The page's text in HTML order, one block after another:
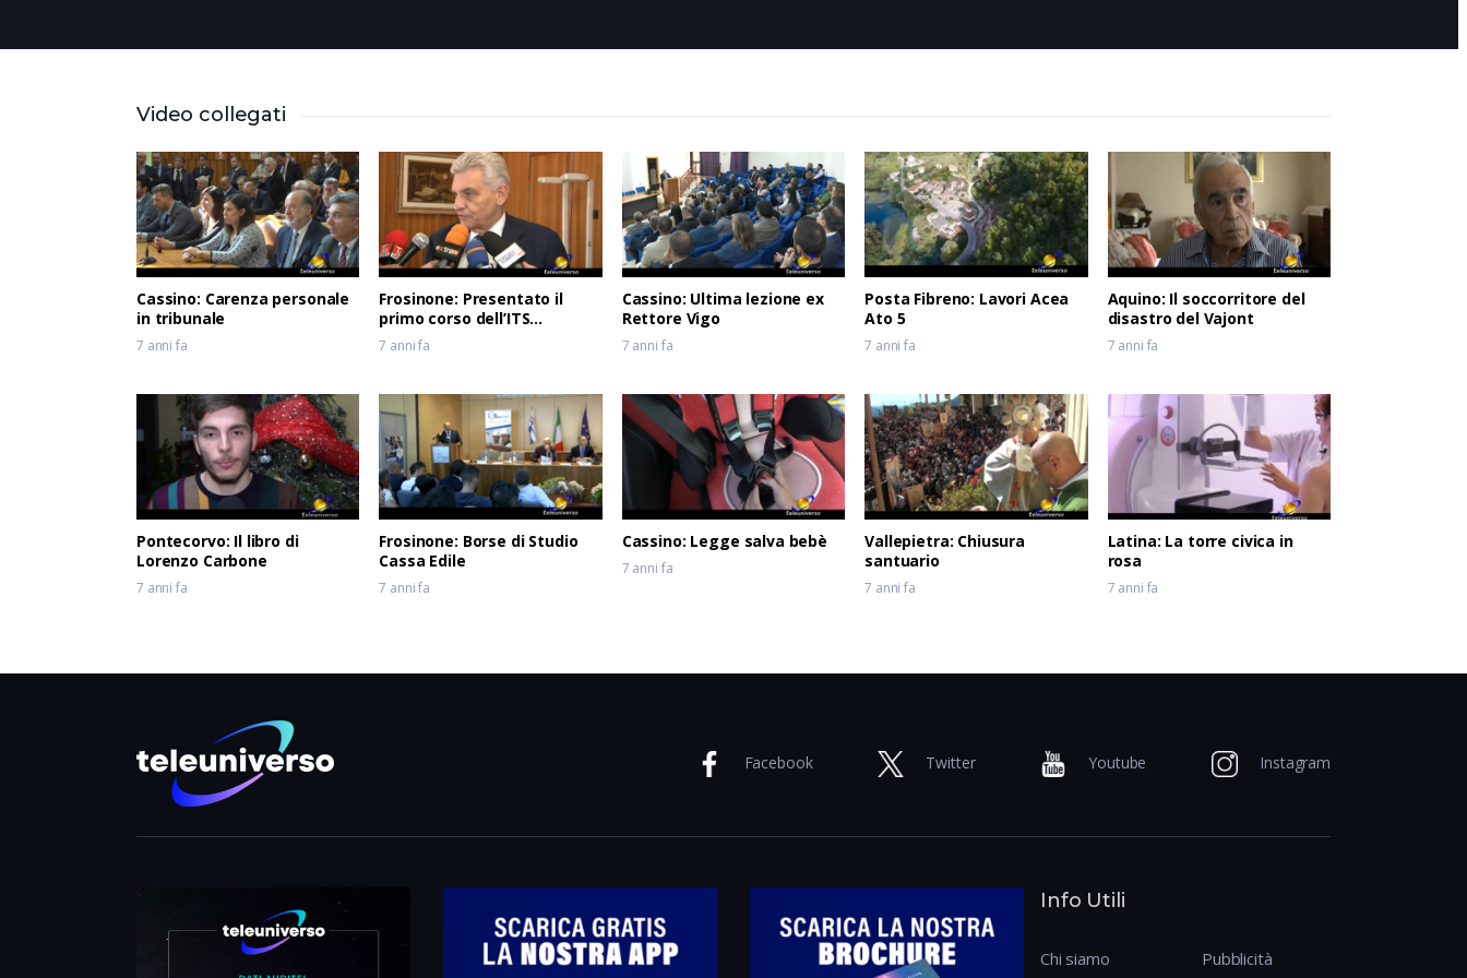
Video collegati
Cassino: Carenza personale
in tribunale
7 anni fa
Frosinone: Presentato il
primo corso dell’ITS
Meccatronico del Lazio
7 anni fa
Cassino: Ultima lezione ex
Rettore Vigo
7 anni fa
Posta Fibreno: Lavori Acea
Ato 5
7 anni fa
Aquino: Il soccorritore del
disastro del Vajont
7 anni fa
Pontecorvo: Il libro di
Lorenzo Carbone
7 anni fa
Frosinone: Borse di Studio
Cassa Edile
7 anni fa
Cassino: Legge salva bebè
7 anni fa
Vallepietra: Chiusura
santuario
7 anni fa
Latina: La torre civica in
rosa
7 anni fa
Facebook Twitter Youtube Instagram
Info Utili
Chi siamo Pubblicità